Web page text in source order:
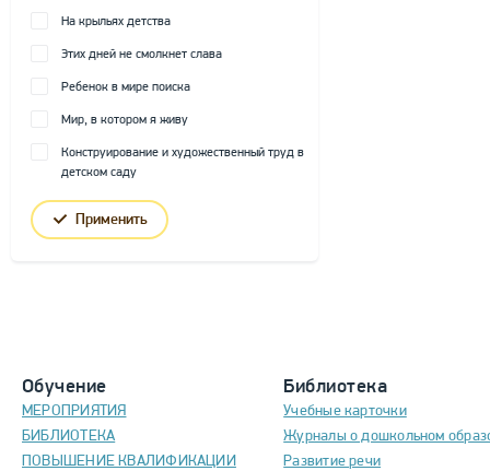
На крыльях детства
Этих дней не смолкнет слава
Ребенок в мире поиска
Мир, в котором я живу
Конструирование и художественный труд в
детском саду
Применить
Обучение
МЕРОПРИЯТИЯ
БИБЛИОТЕКА
ПОВЫШЕНИЕ КВАЛИФИКАЦИИ
Библиотека
Учебные карточки
Журналы о дошкольном
Развитие речи